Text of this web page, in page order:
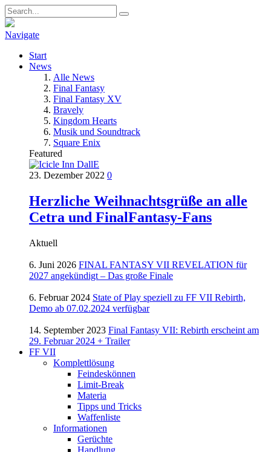
Navigate
Start
News
Alle News
Final Fantasy
Final Fantasy XV
Bravely
Kingdom Hearts
Musik und Soundtrack
Square Enix
Featured
23. Dezember 2022 0
Herzliche Weihnachtsgrüße an alle
Cetra und FinalFantasy-Fans
Aktuell
6. Juni 2026 FINAL FANTASY VII REVELATION für
2027 angekündigt – Das große Finale
6. Februar 2024 State of Play speziell zu FF VII Rebirth,
Demo ab 07.02.2024 verfügbar
14. September 2023 Final Fantasy VII: Rebirth erscheint am
29. Februar 2024 + Trailer
FF VII
Komplettlösung
Feindeskönnen
Limit-Break
Materia
Tipps und Tricks
Waffenliste
Informationen
Gerüchte
Handlung